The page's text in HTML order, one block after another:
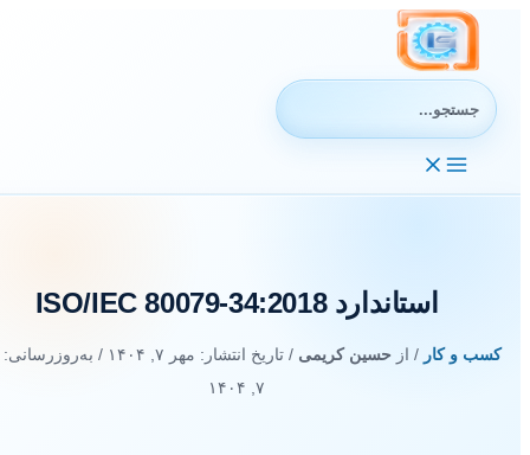
جستجوی:
استاندارد ISO/IEC 80079-34:2018
کسب و کار/ از حسین کریمی / تاریخ انتشار: مهر ۷, ۱۴۰۴
/ به‌روزرسانی: